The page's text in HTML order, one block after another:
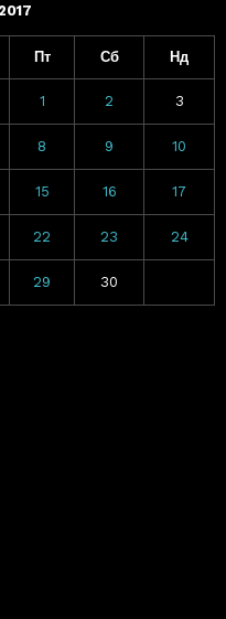
Пт Сб Нд
1 2 3
8 9 10
15 16 17
22 23 24
29 30